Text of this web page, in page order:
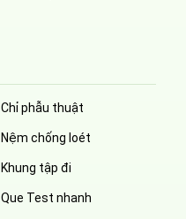
Chỉ phẫu thuật
Nệm chống loét
Khung tập đi
Que Test nhanh